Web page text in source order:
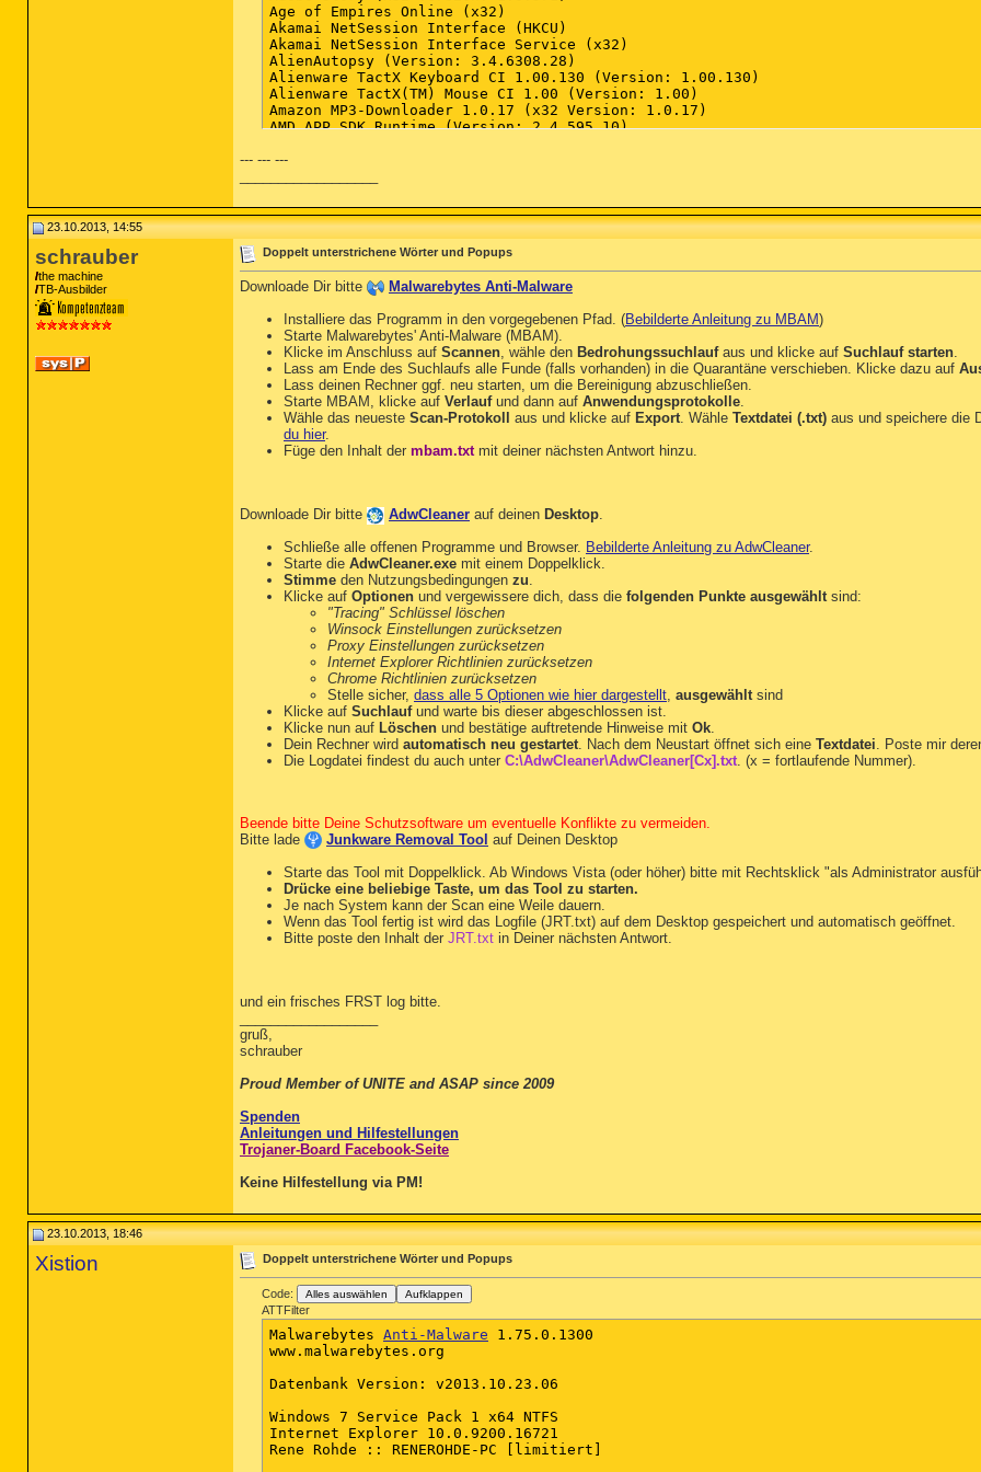
--- --- ---
23.10.2013, 14:55
schrauber
the machine
TB-Ausbilder
Doppelt unterstrichene Wörter und Popups
Downloade Dir bitte
Malwarebytes Anti-Malware
Installiere das Programm in den vorgegebenen Pfad. (Bebilderte Anleitung zu MBAM)
Starte Malwarebytes' Anti-Malware (MBAM).
Klicke im Anschluss auf Scannen, wähle den Bedrohungssuchlaufaus und klicke auf Suchlauf starten.
Lass am Ende des Suchlaufs alle Funde (falls vorhanden) in die Quarantäne verschieben. Klicke dazu auf
Lass deinen Rechner ggf. neu starten, um die Bereinigung abzuschließen.
Starte MBAM, klicke auf Verlaufund dann auf Anwendungsprotokolle.
Wähle das neueste Scan-Protokoll aus und klicke auf Export. Wähle Textdatei (.txt) aus und speichere die
du hier.
Füge den Inhalt der mbam.txtmit deiner nächsten Antwort hinzu.
Downloade Dir bitte AdwCleaner auf deinen Desktop.
Schließe alle offenen Programme und Browser. Bebilderte Anleitung zu AdwCleaner.
Starte die AdwCleaner.exe mit einem Doppelklick.
Stimme den Nutzungsbedingungen zu.
Klicke auf Optionen und vergewissere dich, dass die folgenden Punkte ausgewähltsind:
"Tracing" Schlüssel löschen
Winsock Einstellungen zurücksetzen
Proxy Einstellungen zurücksetzen
Internet Explorer Richtlinien zurücksetzen
Chrome Richtlinien zurücksetzen
Stelle sicher, dass alle 5 Optionen wie hier dargestellt, ausgewähltsind
Klicke auf Suchlaufund warte bis dieser abgeschlossen ist.
Klicke nun auf Löschen und bestätige auftretende Hinweise mit Ok.
Dein Rechner wird automatisch neu gestartet. Nach dem Neustart öffnet sich eine Textdatei. Poste mir
Die Logdatei findest du auch unter C:\AdwCleaner\AdwCleaner[Cx].txt. (x = fortlaufende Nummer).
Beende bitte Deine Schutzsoftware um eventuelle Konflikte zu vermeiden.
Bitte lade
Junkware Removal Tool auf Deinen Desktop
Starte das Tool mit Doppelklick. Ab Windows Vista (oder höher) bitte mit Rechtsklick "als Administrator
Drücke eine beliebige Taste, um das Tool zu starten.
Je nach System kann der Scan eine Weile dauern.
Wenn das Tool fertig ist wird das Logfile (JRT.txt) auf dem Desktop gespeichert und automatisch geöffnet.
Bitte poste den Inhalt der JRT.txt in Deiner nächsten Antwort.
und ein frisches FRST log bitte.
gruß,
schrauber
Proud Member of UNITE and ASAP since 2009
Spenden
Anleitungen und Hilfestellungen
Trojaner-Board Facebook-Seite
Keine Hilfestellung via PM!
23.10.2013, 18:46
Xistion Doppelt unterstrichene Wörter und Popups
Code: Alles auswählen Aufklappen
ATTFilter
Malwarebytes Anti-Malware 1.75.0.1300
www.malwarebytes.org
Datenbank Version: v2013.10.23.06
Windows 7 Service Pack 1 x64 NTFS
Internet Explorer 10.0.9200.16721
Rene Rohde :: RENEROHDE-PC [limitiert]